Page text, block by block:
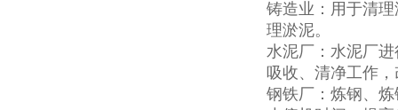
铸造业：用于清
理淤泥。
水泥厂：水泥厂
吸收、清净工作
钢铁厂：炼钢、